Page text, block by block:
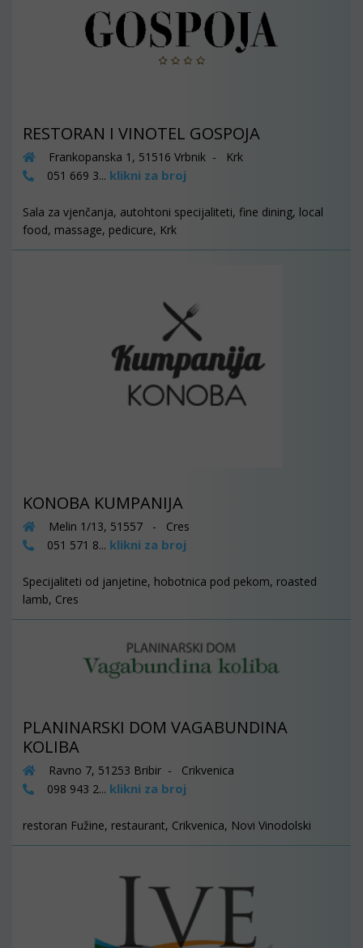
RESTORAN I VINOTEL GOSPOJA
Frankopanska 1, 51516 Vrbnik - Krk
051 669 3... klikni za broj
Sala za vjenčanja, autohtoni specijaliteti, fine dining, local
food, massage, pedicure, Krk
KONOBA KUMPANIJA
Melin 1/13, 51557 - Cres
051 571 8... klikni za broj
Specijaliteti od janjetine, hobotnica pod pekom, roasted
lamb, Cres
PLANINARSKI DOM VAGABUNDINA
KOLIBA
Ravno 7, 51253 Bribir - Crikvenica
098 943 2... klikni za broj
restoran Fužine, restaurant, Crikvenica, Novi Vinodolski